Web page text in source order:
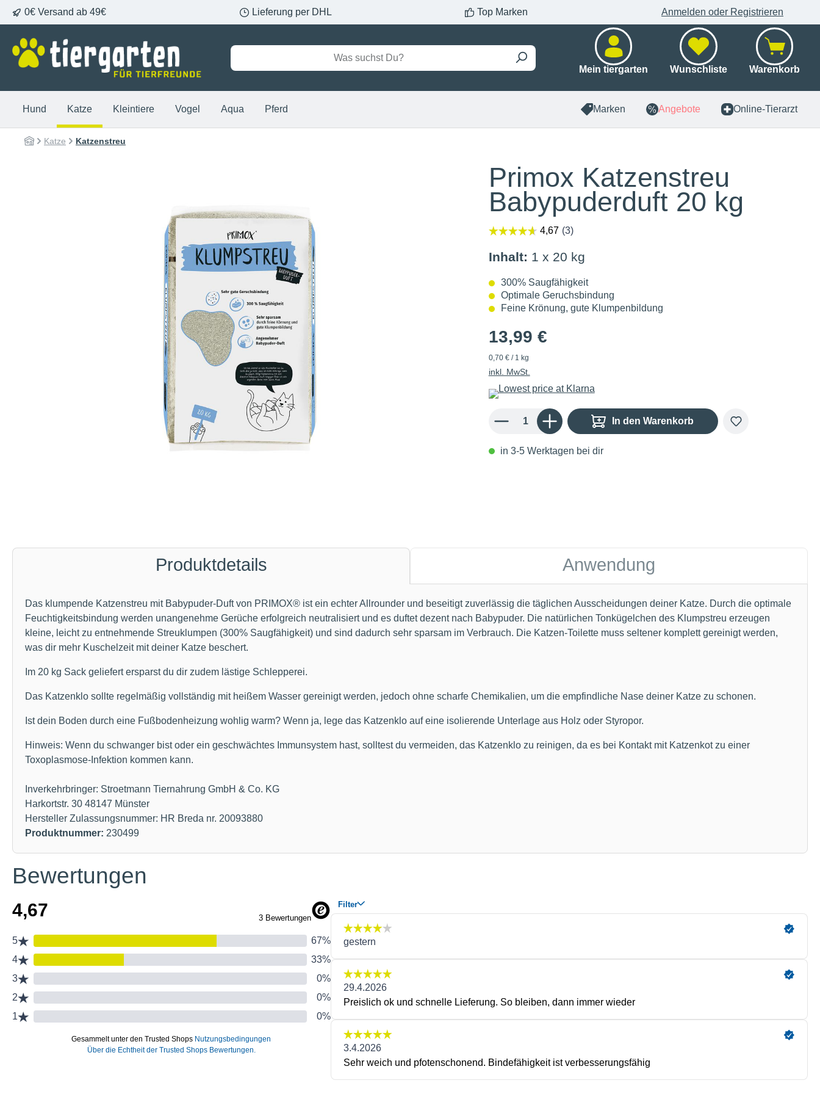
Zur Hauptnavigation springen
0€ Versand ab 49€ Lieferung per DHL Top Marken Anmelden oder Registrieren
Mein tiergarten Wunschliste Warenkorb
Hund Katze Kleintiere Vogel Aqua Pferd Marken Angebote Online-Tierarzt
Katze Katzenstreu
Primox Katzenstreu
Babypuderduft 20 kg
Inhalt: 1 x 20 kg
300% Saugfähigkeit
Optimale Geruchsbindung
Feine Krönung, gute Klumpenbildung
13,99 €
0,70 € / 1 kg
inkl. MwSt.
Produkt Anzahl: Gib den gewünschten Wert ein oder benutze die Schaltflächen um die Anzahl zu
In den Warenkorb
in 3-5 Werktagen bei dir
Produktdetails Anwendung
Das klumpende Katzenstreu mit Babypuder-Duft von PRIMOX® ist ein echter Allrounder und beseitigt zuverlässig die täglichen Ausscheidungen deiner Katze. Durch die optimale
Feuchtigkeitsbindung werden unangenehme Gerüche erfolgreich neutralisiert und es duftet dezent nach Babypuder. Die natürlichen Tonkügelchen des Klumpstreu erzeugen
kleine, leicht zu entnehmende Streuklumpen (300% Saugfähigkeit) und sind dadurch sehr sparsam im Verbrauch. Die Katzen-Toilette muss seltener komplett gereinigt werden,
was dir mehr Kuschelzeit mit deiner Katze beschert.
Im 20 kg Sack geliefert ersparst du dir zudem lästige Schlepperei.
Das Katzenklo sollte regelmäßig vollständig mit heißem Wasser gereinigt werden, jedoch ohne scharfe Chemikalien, um die empfindliche Nase deiner Katze zu schonen.
Ist dein Boden durch eine Fußbodenheizung wohlig warm? Wenn ja, lege das Katzenklo auf eine isolierende Unterlage aus Holz oder Styropor.
Hinweis: Wenn du schwanger bist oder ein geschwächtes Immunsystem hast, solltest du vermeiden, das Katzenklo zu reinigen, da es bei Kontakt mit Katzenkot zu einer
Toxoplasmose-Infektion kommen kann.
Inverkehrbringer: Stroetmann Tiernahrung GmbH & Co. KG
Harkortstr. 30 48147 Münster
Hersteller Zulassungsnummer: HR Breda nr. 20093880
Produktnummer: 230499
Bewertungen